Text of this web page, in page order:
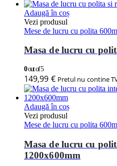
Adaugă în coș
Vezi produsul
Mese de lucru cu polita
Masa de lucru cu
0out of 5
149,99 € Pretul nu contine
Adaugă în coș
Vezi produsul
Mese de lucru cu polita
Masa de lucru cu
1200x600mm